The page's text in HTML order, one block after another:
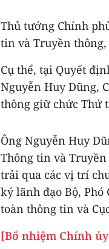
Thủ tướng Chính
tin và Truyền
Cụ thể, tại Quyết
Nguyễn Huy Dũng,
thông giữ chức Thứ
Ông Nguyễn Huy
Thông tin và
trải qua các vị trí
ký lãnh đạo Bộ,
toàn thông tin và
[Bổ nhiệm Chính